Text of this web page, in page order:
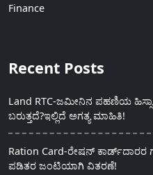
Finance
Recent Posts
Land RTC-ಜಮೀನಿನ ಪಹಣಿಯ ಹಿಸ್ಸಾ
ಬರುತ್ತದೆ?ಇಲ್ಲಿದೆ ಅಗತ್ಯ ಮಾಹಿತಿ!
Ration Card-ರೇಷನ್ ಕಾರ್ಡ್‍ದಾರರ
ಪಡಿತರ ಜಂಟಿಯಾಗಿ ವಿತರಣೆ!